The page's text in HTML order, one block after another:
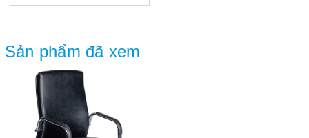
Sản phẩm đã xem